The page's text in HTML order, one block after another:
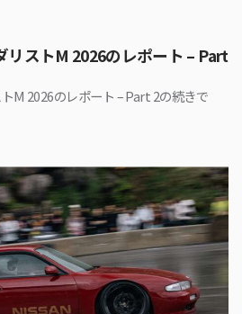
リストM 2026のレポート – Part
M 2026のレポート – Part 2の続きで